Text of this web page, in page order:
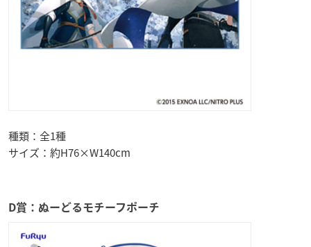
種類：全1種
サイズ：約H76×W140cm
D賞：ぬーどるモチーフポーチ